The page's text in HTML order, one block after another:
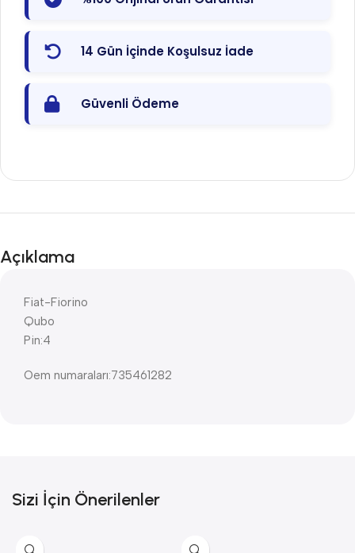
14 Gün İçinde Koşulsuz İade
Güvenli Ödeme
Açıklama
Fiat-Fiorino
Qubo
Pin:4
Oem numaraları:735461282
Sizi İçin Önerilenler